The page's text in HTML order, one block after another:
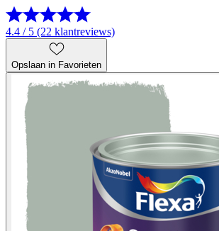
4.4 / 5 (22 klantreviews)
Opslaan in Favorieten